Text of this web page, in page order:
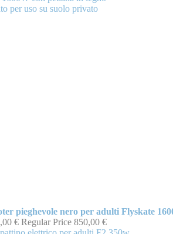
pieghevole nero per adulti Flyskate
€ Regular Price 850,00 €